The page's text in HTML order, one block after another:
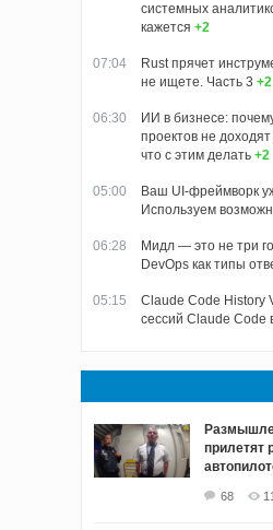
системных
кажется +2
07:04
Rust прячет
не ищете. Часть 3 +2
06:30
ИИ в бизнесе:
проектов не
что с этим делать +2
05:00
Ваш UI-фреймворк
Используем
06:28
Мидл — это не три
DevOps как типы
05:15
Claude Code History
сессий Claude Code
прилетят
68